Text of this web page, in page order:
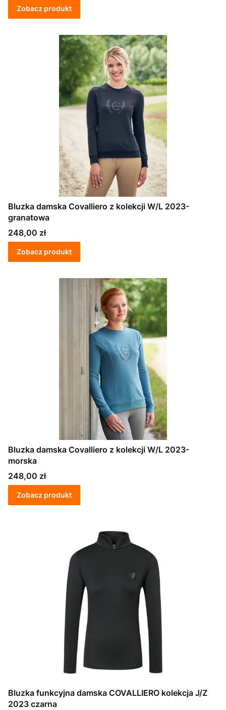
Zobacz produkt
Bluzka damska Covalliero z kolekcji W/L 2023-
granatowa
Cena
248,00 zł
Zobacz produkt
Bluzka damska Covalliero z kolekcji W/L 2023-
morska
Cena
248,00 zł
Zobacz produkt
Bluzka funkcyjna damska COVALLIERO kolekcja J/Z
2023 czarna